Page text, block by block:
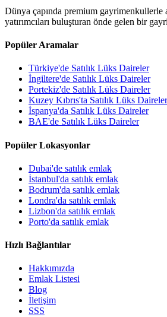
Dünya çapında premium gayrimenkullerle
yatırımcıları buluşturan önde gelen bir
Popüler Aramalar
Türkiye'de Satılık Lüks Daireler
İngiltere'de Satılık Lüks Daireler
Portekiz'de Satılık Lüks Daireler
Kuzey Kıbrıs'ta Satılık Lüks Daireler
İspanya'da Satılık Lüks Daireler
BAE'de Satılık Lüks Daireler
Popüler Lokasyonlar
Dubai'de satılık emlak
İstanbul'da satılık emlak
Bodrum'da satılık emlak
Londra'da satılık emlak
Lizbon'da satılık emlak
Porto'da satılık emlak
Hızlı Bağlantılar
Hakkımızda
Emlak Listesi
Blog
İletişim
SSS